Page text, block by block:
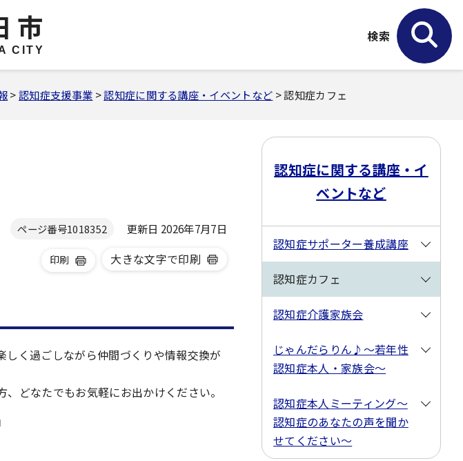
市
CITY
検索
>認知症支援事業 >認知症に関する講座・イベントなど > 認知症カフェ
ページ番号1018352 更新日 2026年7月7日
印刷 大きな文字で印刷
く過ごしながら仲間づくりや情報交換が
どなたでもお気軽にお出かけください。
認知症に関する講座・イ
ベントなど
認知症サポーター養成講座
認知症カフェ
認知症介護家族会
じゃんだらりん♪～若年性
認知症本人・家族会～
認知症本人ミーティング～
認知症のあなたの声を聞か
せてください～